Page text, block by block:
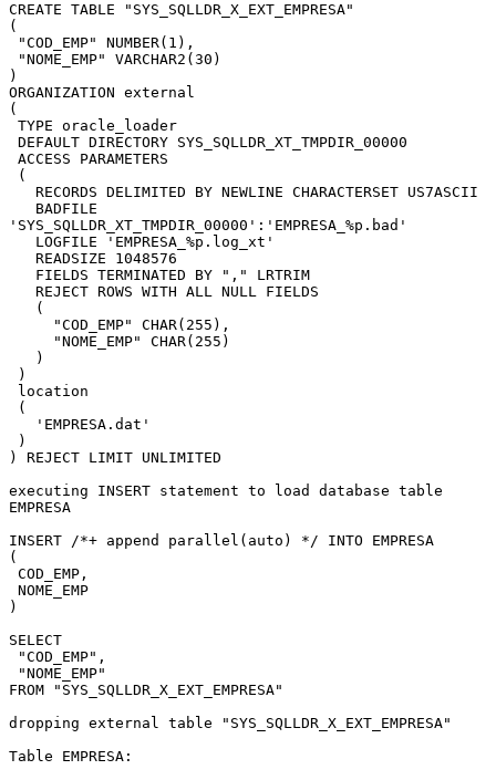
CREATE TABLE "SYS_SQLLDR_X_EXT_EMPRESA"
(
"COD_EMP" NUMBER(1),
"NOME_EMP" VARCHAR2(30)
)
ORGANIZATION external
(
TYPE oracle_loader
DEFAULT DIRECTORY SYS_SQLLDR_XT_TMPDIR_00000
ACCESS PARAMETERS
(
RECORDS DELIMITED BY NEWLINE CHARACTERSET US7ASCII
'SYS_SQLLDR_XT_TMPDIR_00000':'EMPRESA_%p.bad'
LOGFILE 'EMPRESA_%p.log_xt'
READSIZE 1048576
FIELDS TERMINATED BY "," LRTRIM
REJECT ROWS WITH ALL NULL FIELDS
(
"COD_EMP" CHAR(255),
"NOME_EMP" CHAR(255)
)
)
location
(
'EMPRESA.dat'
)
) REJECT LIMIT UNLIMITED
executing INSERT statement to load database table
EMPRESA
INSERT /*+ append parallel(auto) */ INTO EMPRESA
(
COD_EMP,
NOME_EMP
)
SELECT
"COD_EMP",
"NOME_EMP"
FROM "SYS_SQLLDR_X_EXT_EMPRESA"
dropping external table "SYS_SQLLDR_X_EXT_EMPRESA"
Table EMPRESA: